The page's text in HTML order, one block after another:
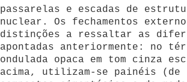
passarelas e escadas de
nuclear. Os fechamentos
distinções a ressaltar as
apontadas anteriormente: no
ondulada opaca em tom cinza
acima, utilizam-se painéis (de